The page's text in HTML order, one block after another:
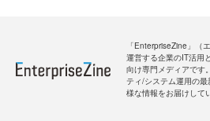
「EnterpriseZine」（
運営する企業のIT活用
向け専門メディアです
ティ/システム運用の
様な情報をお届けして